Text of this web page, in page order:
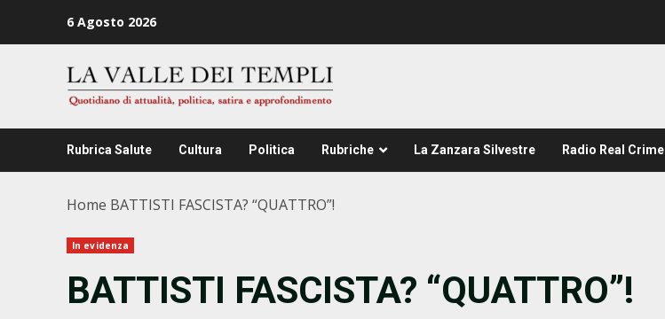
6 Agosto 2026
Rubrica Salute Cultura Politica Rubriche La Zanzara Silvestre Radio Real Crime
Home BATTISTI FASCISTA? “QUATTRO”!
In evidenza
BATTISTI FASCISTA? “QUATTRO”!